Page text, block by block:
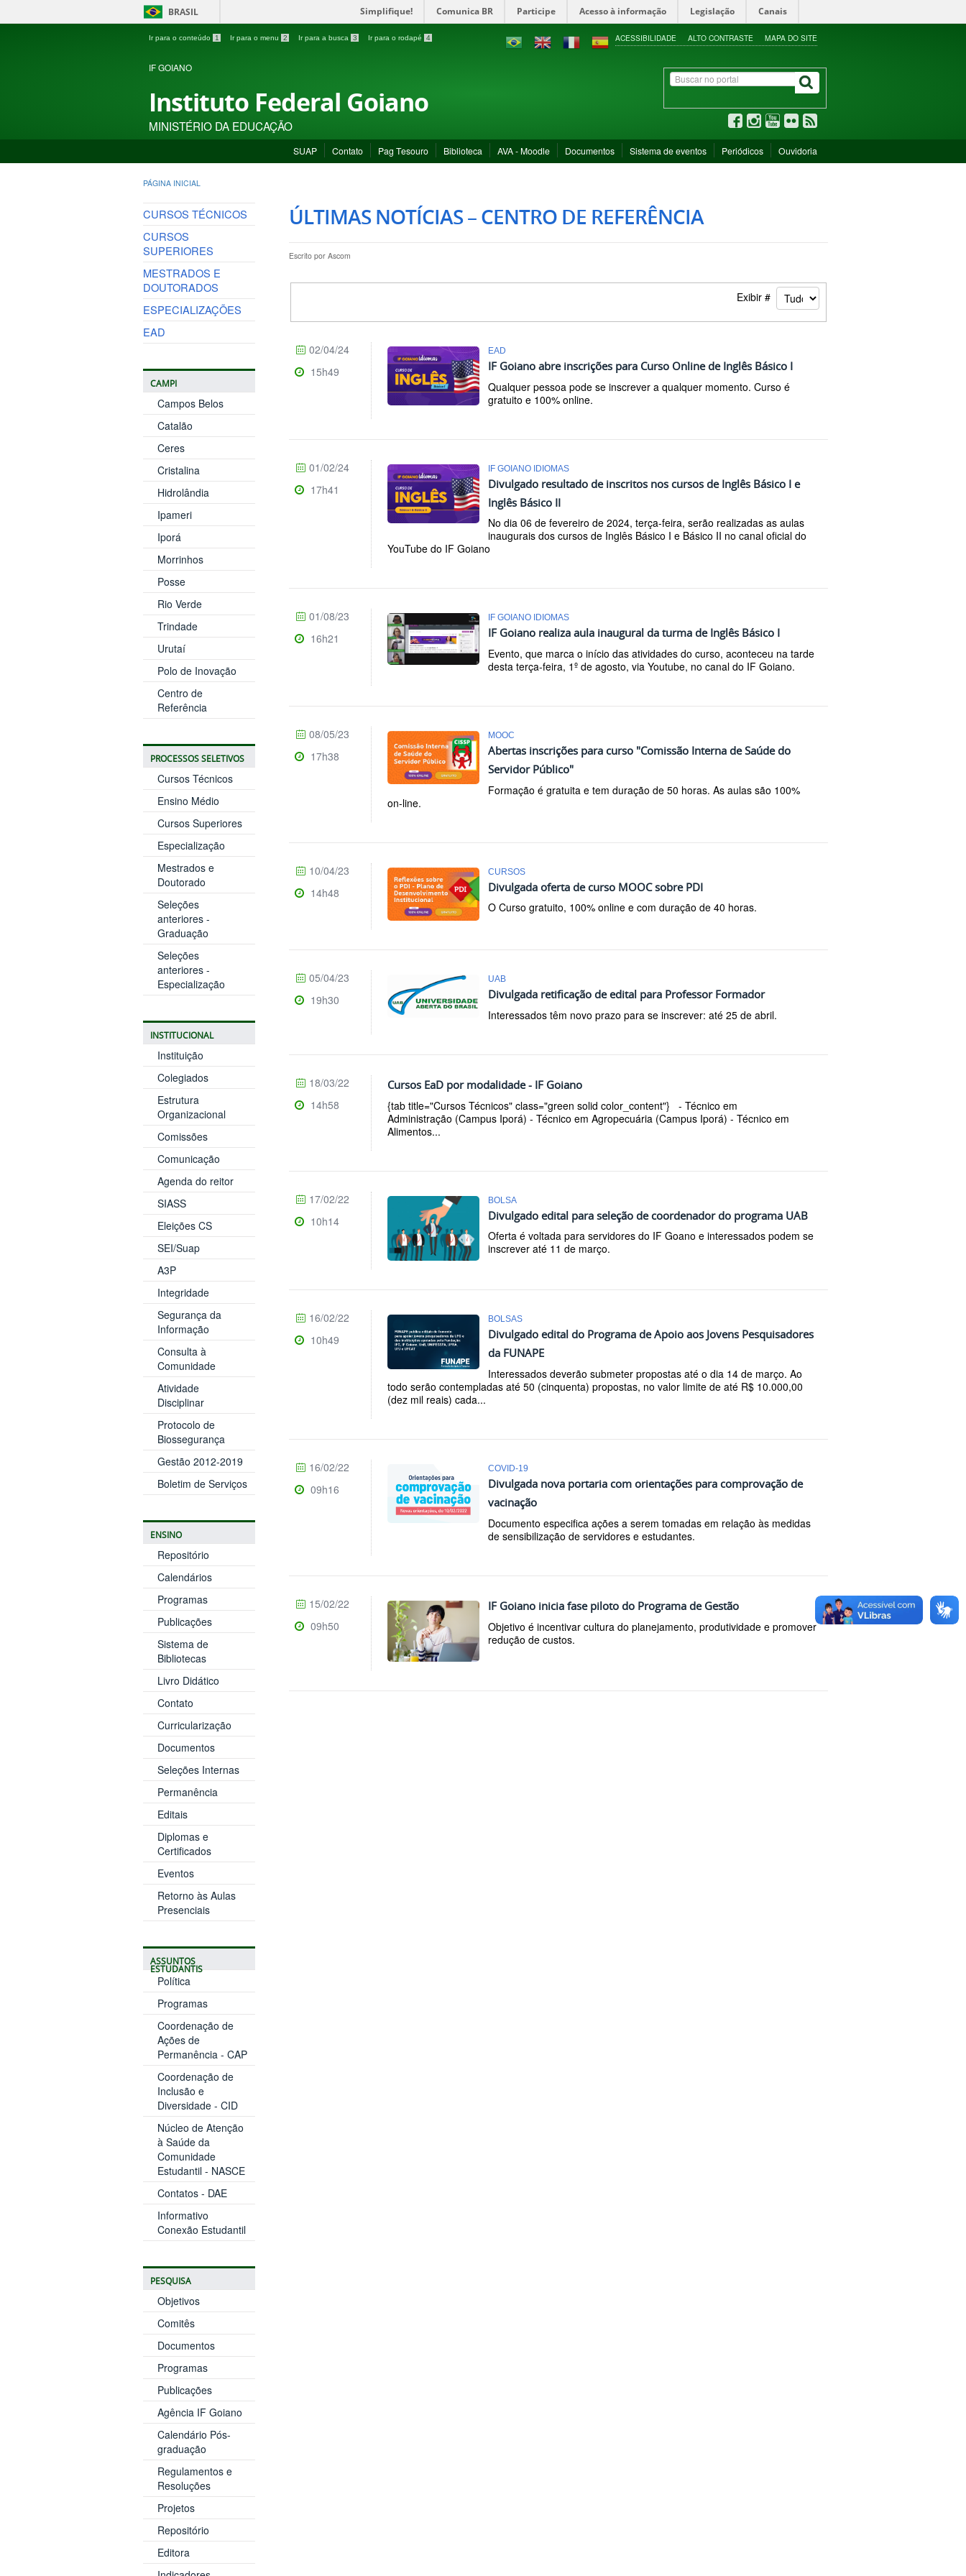
BRASIL Simplifique! Comunica BR Participe Acesso à informação Legislação Canais
Ir para o conteúdo 1 Ir para o menu 2 Ir para a busca 3 Ir para o rodapé 4 ACESSIBILIDADE ALTO CONTRASTE MAPA DO SITE
IF GOIANO
Instituto Federal Goiano
MINISTÉRIO DA EDUCAÇÃO
SUAP Contato Pag Tesouro Biblioteca AVA - Moodle Documentos Sistema de eventos Periódicos Ouvidoria
PÁGINA INICIAL
CURSOS TÉCNICOS
CURSOS
SUPERIORES
MESTRADOS E
DOUTORADOS
ESPECIALIZAÇÕES
EAD
CAMPI
Campos Belos
Catalão
Ceres
Cristalina
Hidrolândia
Ipameri
Iporá
Morrinhos
Posse
Rio Verde
Trindade
Urutaí
Polo de Inovação
Centro de
Referência
PROCESSOS SELETIVOS
Cursos Técnicos
Ensino Médio
Cursos Superiores
Especialização
Mestrados e
Doutorado
Seleções
anteriores -
Graduação
Seleções
anteriores -
Especialização
INSTITUCIONAL
Instituição
Colegiados
Estrutura
Organizacional
Comissões
Comunicação
Agenda do reitor
SIASS
Eleições CS
SEI/Suap
A3P
Integridade
Segurança da
Informação
Consulta à
Comunidade
Atividade
Disciplinar
Protocolo de
Biossegurança
Gestão 2012-2019
Boletim de Serviços
ENSINO
Repositório
Calendários
Programas
Publicações
Sistema de
Bibliotecas
Livro Didático
Contato
Curricularização
Documentos
Seleções Internas
Permanência
Editais
Diplomas e
Certificados
Eventos
Retorno às Aulas
Presenciais
ASSUNTOS
ESTUDANTIS
Política
Programas
Coordenação de
Ações de
Permanência - CAP
Coordenação de
Inclusão e
Diversidade - CID
Núcleo de Atenção
à Saúde da
Comunidade
Estudantil - NASCE
Contatos - DAE
Informativo
Conexão Estudantil
PESQUISA
Objetivos
Comitês
Documentos
Programas
Publicações
Agência IF Goiano
Calendário Pós-
graduação
Regulamentos e
Resoluções
Projetos
Repositório
Editora
ÚLTIMAS NOTÍCIAS – CENTRO DE REFERÊNCIA
Escrito por Ascom
Exibir #
EAD
IF Goiano abre inscrições para Curso Online de Inglês Básico I
Qualquer pessoa pode se inscrever a qualquer momento. Curso é
gratuito e 100% online.
02/04/24
15h49
IF GOIANO IDIOMAS
Divulgado resultado de inscritos nos cursos de Inglês Básico I e
Inglês Básico II
No dia 06 de fevereiro de 2024, terça-feira, serão realizadas as aulas
inaugurais dos cursos de Inglês Básico I e Básico II no canal oficial do
YouTube do IF Goiano
01/02/24
17h41
IF GOIANO IDIOMAS
IF Goiano realiza aula inaugural da turma de Inglês Básico I
Evento, que marca o início das atividades do curso, aconteceu na tarde
desta terça-feira, 1º de agosto, via Youtube, no canal do IF Goiano.
01/08/23
16h21
MOOC
Abertas inscrições para curso "Comissão Interna de Saúde do
Servidor Público"
Formação é gratuita e tem duração de 50 horas. As aulas são 100%
on-line.
08/05/23
17h38
CURSOS
Divulgada oferta de curso MOOC sobre PDI
O Curso gratuito, 100% online e com duração de 40 horas.
10/04/23
14h48
UAB
Divulgada retificação de edital para Professor Formador
Interessados têm novo prazo para se inscrever: até 25 de abril.
05/04/23
19h30
Cursos EaD por modalidade - IF Goiano
{tab title="Cursos Técnicos" class="green solid color_content"} - Técnico em
Administração (Campus Iporá) - Técnico em Agropecuária (Campus Iporá) - Técnico em
Alimentos...
18/03/22
14h58
BOLSA
Divulgado edital para seleção de coordenador do programa UAB
Oferta é voltada para servidores do IF Goano e interessados podem se
inscrever até 11 de março.
17/02/22
10h14
BOLSAS
Divulgado edital do Programa de Apoio aos Jovens Pesquisadores
da FUNAPE
Interessados deverão submeter propostas até o dia 14 de março. Ao
todo serão contempladas até 50 (cinquenta) propostas, no valor limite de até R$ 10.000,00
(dez mil reais) cada...
16/02/22
10h49
COVID-19
Divulgada nova portaria com orientações para comprovação de
vacinação
Documento especifica ações a serem tomadas em relação às medidas
de sensibilização de servidores e estudantes.
16/02/22
09h16
IF Goiano inicia fase piloto do Programa de Gestão
Objetivo é incentivar cultura do planejamento, produtividade e promover
redução de custos.
15/02/22
09h50